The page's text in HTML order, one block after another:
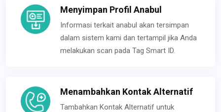
Menyimpan Profil Anabul
Informasi terkait anabul akan tersimpan
dalam sistem kami dan tertampil jika Anda
melakukan scan pada Tag Smart ID.
Menambahkan Kontak Alternatif
Tambahkan Kontak Alternatif untuk